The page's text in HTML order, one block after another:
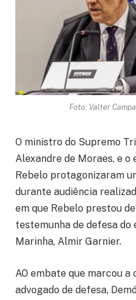
Foto: Valter
O ministro do Supremo
Alexandre de Moraes, e
Rebelo protagonizaram
durante audiência
em que Rebelo prestou
testemunha de defesa do
Marinha, Almir Garnier.
AO embate que marcou a
advogado de defesa,